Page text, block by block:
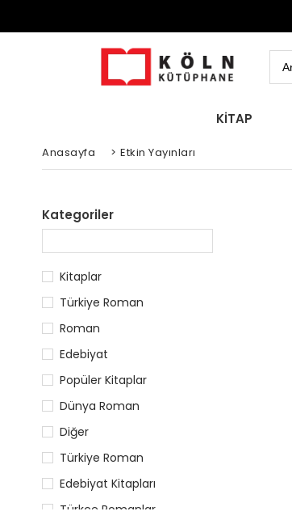
KİTAP
Anasayfa > Etkin Yayınları
Kategoriler
Kitaplar
Türkiye Roman
Roman
Edebiyat
Popüler Kitaplar
Dünya Roman
Diğer
Türkiye Roman
Edebiyat Kitapları
Türkçe Romanlar